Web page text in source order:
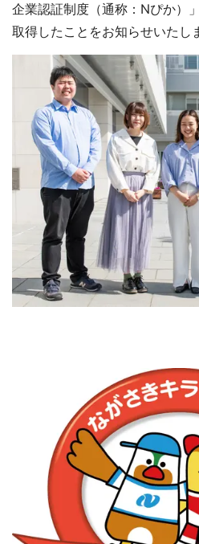
企業認証制度（通称：Nぴか）
取得したことをお知らせいたし